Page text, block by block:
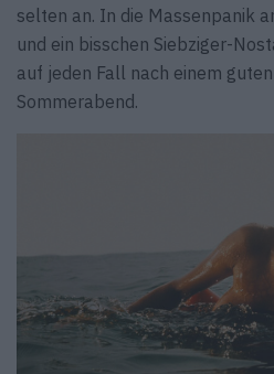
selten an. In die Massenpanik
und ein bisschen Siebziger-
auf jeden Fall nach einem
Sommerabend.